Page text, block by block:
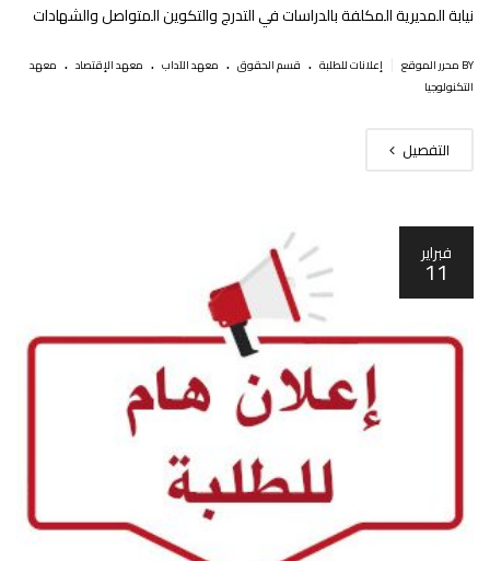
نيابة المديرية المكلفة بالدراسات في التدرج والتكوين المتواصل والشهادات
BY محرر الموقع إعلانات للطلبة . قسم الحقوق . معهد الآداب . معهد الإقتصاد . معهد
التكنولوجيا
التفصيل
فبراير
11